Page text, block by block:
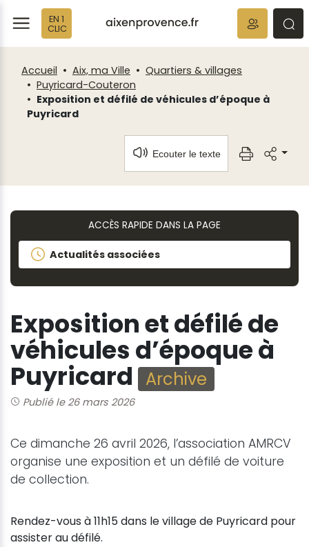
EN 1
CLIC
Accueil Aix, ma Ville
Quartiers & villages
Puyricard-Couteron
Exposition et défilé de véhicules d’époque à
Puyricard
Ecouter le texte
ACCÈS RAPIDE DANS LA PAGE
Actualités associées
Exposition et défilé de
véhicules d’époque à
Puyricard Archive
Publié le 26 mars 2026
Ce dimanche 26 avril 2026, l’association AMRCV
organise une exposition et un défilé de voiture
de collection.
Rendez-vous à 11h15 dans le village de Puyricard pour
assister au défilé.
Fenêtre
de
chat
Panneau de gestion des cookies